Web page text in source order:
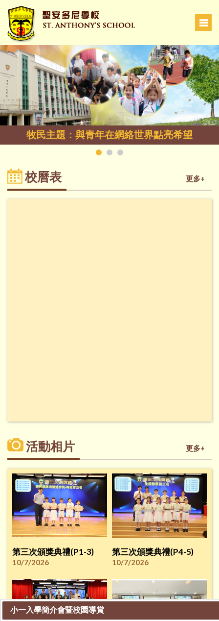
牧民主題：與青年在網絡世界點亮希望
校曆表 更多+
活動相片
第三次頒獎典禮(P1-3)
10/7/2026
第三次頒獎典禮(P4-5)
10/7/2026
更多+
小一入學簡介會暨校園導賞